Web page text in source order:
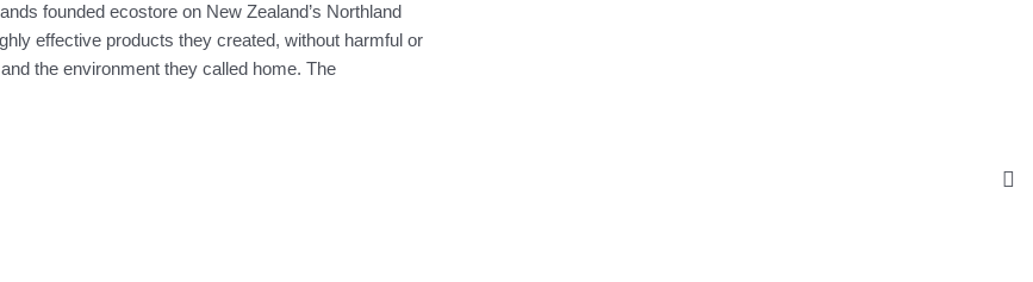
founded ecostore on New Zealand’s Northland
effective products they created, without harmful or
the environment they called home. The